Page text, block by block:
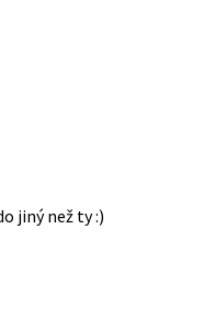
jiný než ty :)